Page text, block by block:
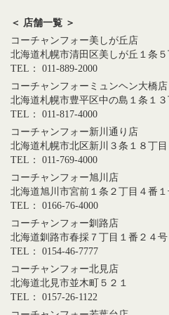
＜ 店舗一覧 ＞
コーチャンフォー美しが丘店
北海道札幌市清田区美しが丘１条
TEL： 011-889-2000
コーチャンフォーミュンヘン大橋店
北海道札幌市豊平区中の島１条１
TEL： 011-817-4000
コーチャンフォー新川通り店
北海道札幌市北区新川３条１８丁
TEL： 011-769-4000
コーチャンフォー旭川店
北海道旭川市宮前１条２丁目４番
TEL： 0166-76-4000
コーチャンフォー釧路店
北海道釧路市春採７丁目１番２４号
TEL： 0154-46-7777
コーチャンフォー北見店
北海道北見市並木町５２１
TEL： 0157-26-1122